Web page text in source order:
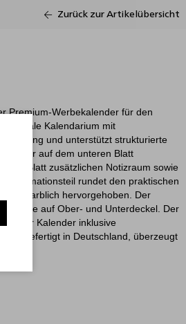
Zurück zur Artikelübersicht
Premium-Werbekalender für den
Kalendarium mit
Planung und unterstützt strukturierte
21 Uhr auf dem unteren Blatt
Blatt zusätzlichen Notizraum sowie
Informationsteil rundet den praktischen
farblich hervorgehoben. Der
auf Ober- und Unterdeckel. Der
der Kalender inklusive
Gefertigt in Deutschland, überzeugt